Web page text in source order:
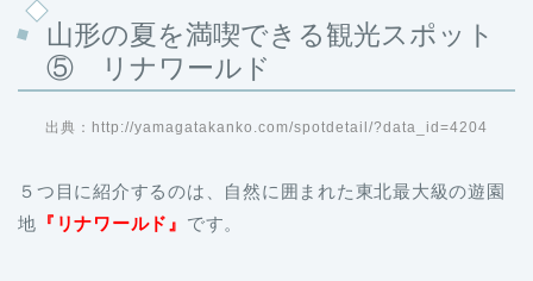
山形の夏を満喫できる観光スポット
⑤ リナワールド
出典：http://yamagatakanko.com/spotdetail/?data_id=4204
５つ目に紹介するのは、自然に囲まれた東北最大級の遊園
地 『リナワールド』 です。